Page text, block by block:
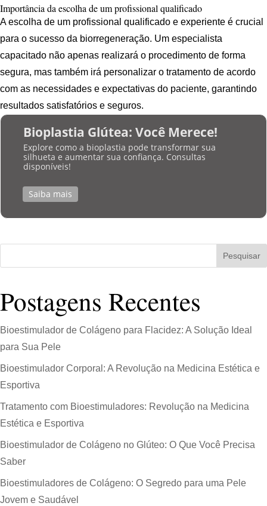
Importância da escolha de um profissional qualificado
A escolha de um profissional qualificado e experiente é crucial
para o sucesso da biorregeneração. Um especialista
capacitado não apenas realizará o procedimento de forma
segura, mas também irá personalizar o tratamento de acordo
com as necessidades e expectativas do paciente, garantindo
resultados satisfatórios e seguros.
Bioplastia Glútea: Você Merece!
Explore como a bioplastia pode transformar sua
silhueta e aumentar sua confiança. Consultas
disponíveis!
Saiba mais
Pesquisar
Postagens Recentes
Bioestimulador de Colágeno para Flacidez: A Solução Ideal
para Sua Pele
Bioestimulador Corporal: A Revolução na Medicina Estética e
Esportiva
Tratamento com Bioestimuladores: Revolução na Medicina
Estética e Esportiva
Bioestimulador de Colágeno no Glúteo: O Que Você Precisa
Saber
Bioestimuladores de Colágeno: O Segredo para uma Pele
Jovem e Saudável